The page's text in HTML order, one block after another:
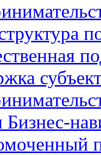
Бизнес-